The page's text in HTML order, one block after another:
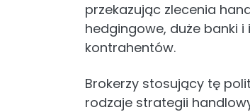
przekazując zlecenia
hedgingowe, duże banki
kontrahentów.
Brokerzy stosujący tę
rodzaje strategii